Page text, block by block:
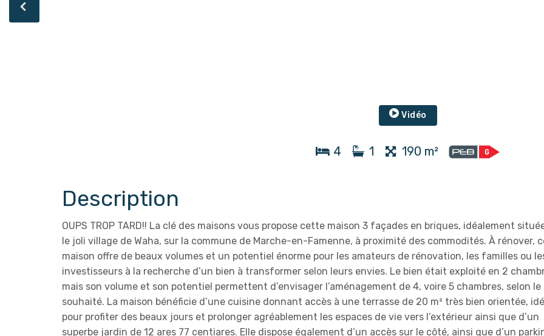
Vidéo
4 1 190 m²
Description
OUPS TROP TARD!! La clé des maisons vous propose cette maison 3 façades en briques, idéalement
le joli village de Waha, sur la commune de Marche-en-Famenne, à proximité des commodités. À rénover,
maison offre de beaux volumes et un potentiel énorme pour les amateurs de rénovation, les familles ou
investisseurs à la recherche d’un bien à transformer selon leurs envies. Le bien était exploité en 2
mais son volume et son potentiel permettent d’envisager l’aménagement de 4, voire 5 chambres, selon
souhaité. La maison bénéficie d’une cuisine donnant accès à une terrasse de 20 m² très bien orientée,
pour profiter des beaux jours et prolonger agréablement les espaces de vie vers l’extérieur ainsi que d’un
superbe jardin de 12 ares 77 centiares. Elle dispose également d’un accès sur le côté, ainsi que d’un